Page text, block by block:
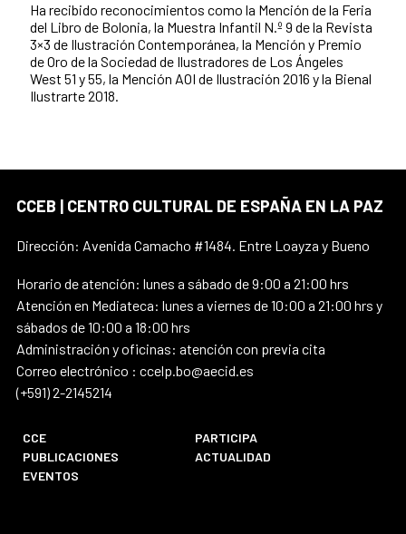
Ha recibido reconocimientos como la Mención de la Feria
del Libro de Bolonia, la Muestra Infantil N.º 9 de la Revista
3×3 de Ilustración Contemporánea, la Mención y Premio
de Oro de la Sociedad de Ilustradores de Los Ángeles
West 51 y 55, la Mención AOI de Ilustración 2016 y la Bienal
Ilustrarte 2018.
CCEB | CENTRO CULTURAL DE ESPAÑA EN LA PAZ
Dirección: Avenida Camacho #1484. Entre Loayza y Bueno
Horario de atención: lunes a sábado de 9:00 a 21:00 hrs
Atención en Mediateca: lunes a viernes de 10:00 a 21:00 hrs y
sábados de 10:00 a 18:00 hrs
Administración y oficinas: atención con previa cita
Correo electrónico : ccelp.bo@aecid.es
(+591) 2-2145214
CCE
PARTICIPA
PUBLICACIONES
ACTUALIDAD
EVENTOS